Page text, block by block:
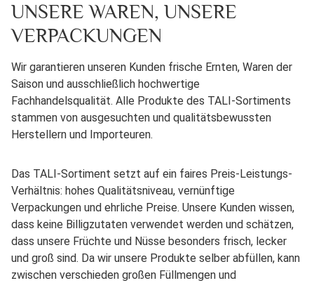
UNSERE WAREN, UNSERE
VERPACKUNGEN
Wir garantieren unseren Kunden frische Ernten, Waren der
Saison und ausschließlich hochwertige
Fachhandelsqualität. Alle Produkte des TALI-Sortiments
stammen von ausgesuchten und qualitätsbewussten
Herstellern und Importeuren.
Das TALI-Sortiment setzt auf ein faires Preis-Leistungs-
Verhältnis: hohes Qualitätsniveau, vernünftige
Verpackungen und ehrliche Preise. Unsere Kunden wissen,
dass keine Billigzutaten verwendet werden und schätzen,
dass unsere Früchte und Nüsse besonders frisch, lecker
und groß sind. Da wir unsere Produkte selber abfüllen, kann
zwischen verschieden großen Füllmengen und